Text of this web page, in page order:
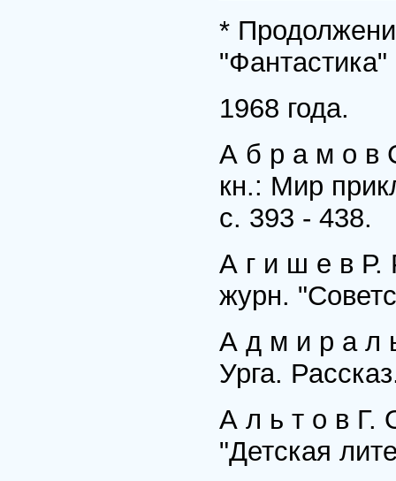
*
"Фантастика"
1968 года.
А б р а м о в
кн.: Мир
с. 393 - 438.
А г и ш е в Р.
журн.
А д м и р а л
Урга.
А л ь т о в Г.
"Детская